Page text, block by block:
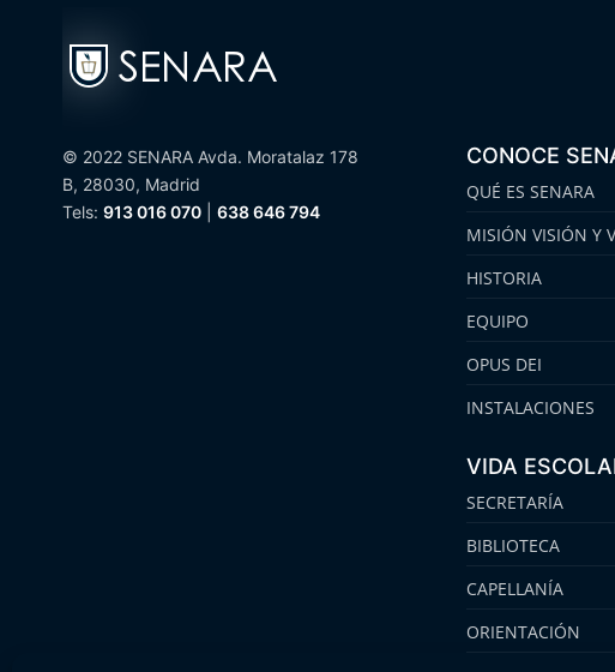
© 2022 SENARA Avda. Moratalaz 178
B, 28030, Madrid
Tels: 913 016 070 638 646 794
CONOCE
QUÉ ES SENARA
MISIÓN VISIÓN Y
HISTORIA
EQUIPO
OPUS DEI
INSTALACIONES
VIDA
SECRETARÍA
BIBLIOTECA
CAPELLANÍA
ORIENTACIÓN